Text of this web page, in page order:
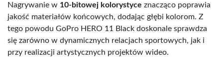
Nagrywanie w 10-bitowej kolorystyce znacząco poprawia
jakość materiałów końcowych, dodając głębi kolorom. Z
tego powodu GoPro HERO 11 Black doskonale sprawdza
się zarówno w dynamicznych relacjach sportowych, jak i
przy realizacji artystycznych projektów wideo.